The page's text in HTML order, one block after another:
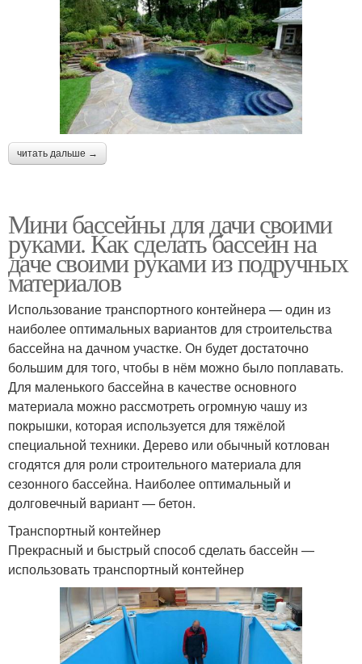
читать дальше →
Мини бассейны для дачи своими
руками. Как сделать бассейн на
даче своими руками из подручных
материалов
Использование транспортного контейнера — один из
наиболее оптимальных вариантов для строительства
бассейна на дачном участке. Он будет достаточно
большим для того, чтобы в нём можно было поплавать.
Для маленького бассейна в качестве основного
материала можно рассмотреть огромную чашу из
покрышки, которая используется для тяжёлой
специальной техники. Дерево или обычный котлован
сгодятся для роли строительного материала для
сезонного бассейна. Наиболее оптимальный и
долговечный вариант — бетон.
Транспортный контейнер
Прекрасный и быстрый способ сделать бассейн —
использовать транспортный контейнер